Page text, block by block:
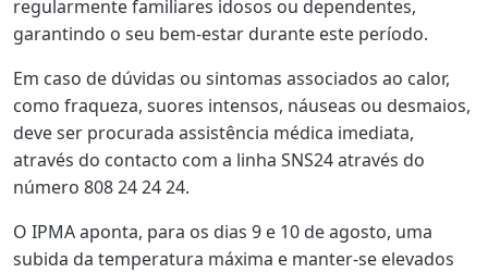
regularmente familiares idosos ou dependentes,
garantindo o seu bem-estar durante este período.
Em caso de dúvidas ou sintomas associados ao calor,
como fraqueza, suores intensos, náuseas ou desmaios,
deve ser procurada assistência médica imediata,
através do contacto com a linha SNS24 através do
número 808 24 24 24.
O IPMA aponta, para os dias 9 e 10 de agosto, uma
subida da temperatura máxima e manter-se elevados